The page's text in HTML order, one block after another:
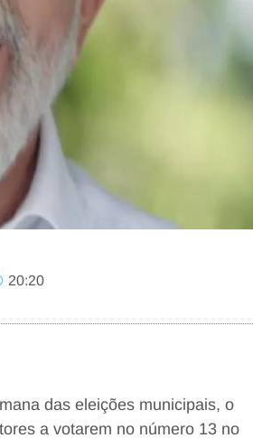
20:20
das eleições municipais, o
a votarem no número 13 no